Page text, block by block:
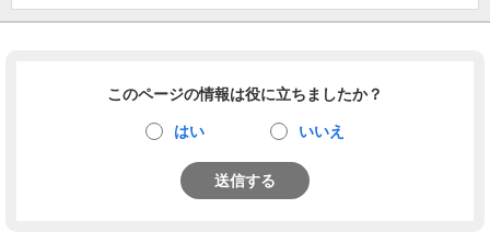
このページの情報は役に立ちましたか？
はい いいえ
送信する